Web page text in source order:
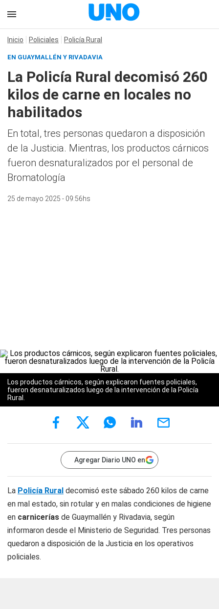
Inicio Policiales Policía Rural
EN GUAYMALLÉN Y RIVADAVIA
La Policía Rural decomisó 260
kilos de carne en locales no
habilitados
En total, tres personas quedaron a disposición
de la Justicia. Mientras, los productos cárnicos
fueron desnaturalizados por el personal de
Bromatología
25 de mayo 2025 - 09:56hs
Los productos cárnicos, según explicaron fuentes policiales,
fueron desnaturalizados luego de la intervención de la Policía
Rural.
Agregar Diario UNO en
La Policía Rural decomisó este sábado 260 kilos de carne
en mal estado, sin rotular y en malas condiciones de higiene
en carnicerías de Guaymallén y Rivadavia, según
informaron desde el Ministerio de Seguridad. Tres personas
quedaron a disposición de la Justicia en los operativos
policiales.